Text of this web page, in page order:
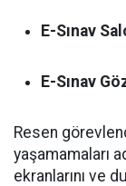
E-Sınav
E-Sınav
Resen
yaşamamaları
ekranlarını ve